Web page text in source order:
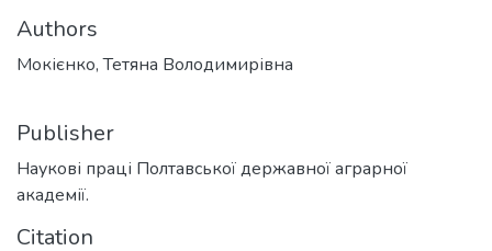
Authors
Мокієнко, Тетяна Володимирівна
Publisher
Наукові праці Полтавської державної аграрної
академії.
Citation